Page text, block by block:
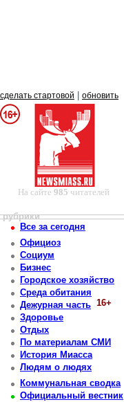
сделать стартовой обновить
На сайте 985 читателей
рубрики
Все за сегодня
Официоз
Социум
Бизнес
Городское хозяйство
Среда обитания
Дежурная часть 16+
Здоровье
Отдых
По материалам СМИ
История Миасса
Людям о людях
Коммунальная сводка
Официальный вестник